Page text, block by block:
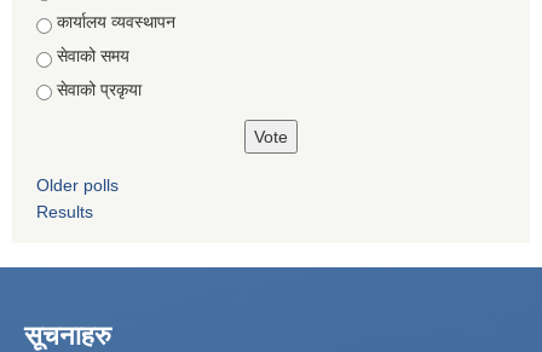
कार्यालय व्यवस्थापन
सेवाको समय
सेवाको प्रकृया
Older polls
Results
सूचनाहरु